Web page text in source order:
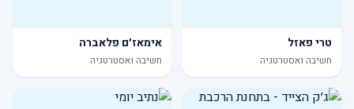
טרי פאזל
חשיבה ואסטרטגיה
אימאז׳ם פלאברה
חשיבה ואסטרטגיה